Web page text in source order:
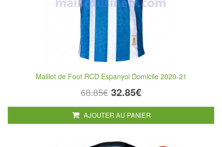
Maillot de Foot RCD Espanyol Domicile 2020-21
68.85€ 32.85€
AJOUTER AU PANIER